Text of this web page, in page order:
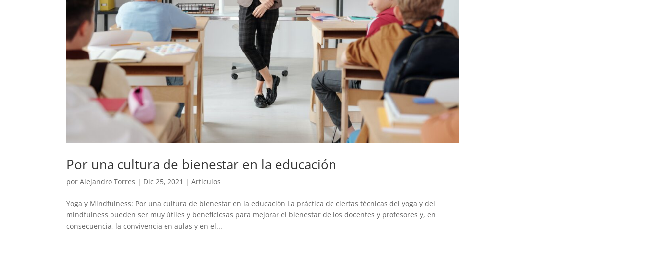
Por una cultura de bienestar en la educación
porAlejandro Torres | Dic 25, 2021 |Articulos
Yoga y Mindfulness; Por una cultura de bienestar en la educación La práctica de ciertas técnicas del yoga y del
mindfulness pueden ser muy útiles y beneficiosas para mejorar el bienestar de los docentes y profesores y, en
consecuencia, la convivencia en aulas y en el...